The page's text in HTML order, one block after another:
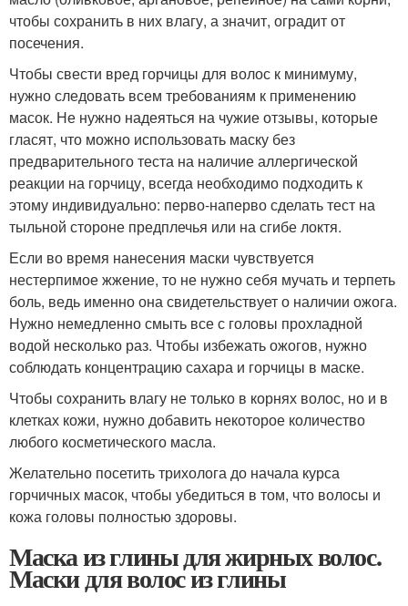
чтобы сохранить в них влагу, а значит, оградит от
посечения.
Чтобы свести вред горчицы для волос к минимуму,
нужно следовать всем требованиям к применению
масок. Не нужно надеяться на чужие отзывы, которые
гласят, что можно использовать маску без
предварительного теста на наличие аллергической
реакции на горчицу, всегда необходимо подходить к
этому индивидуально: перво-наперво сделать тест на
тыльной стороне предплечья или на сгибе локтя.
Если во время нанесения маски чувствуется
нестерпимое жжение, то не нужно себя мучать и терпеть
боль, ведь именно она свидетельствует о наличии ожога.
Нужно немедленно смыть все с головы прохладной
водой несколько раз. Чтобы избежать ожогов, нужно
соблюдать концентрацию сахара и горчицы в маске.
Чтобы сохранить влагу не только в корнях волос, но и в
клетках кожи, нужно добавить некоторое количество
любого косметического масла.
Желательно посетить трихолога до начала курса
горчичных масок, чтобы убедиться в том, что волосы и
кожа головы полностью здоровы.
Маска из глины для жирных волос.
Маски для волос из глины